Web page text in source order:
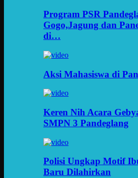
Program PSR
Gogo,Jagung dan
di…
Aksi Mahasiswa di
Keren Nih Acara
SMPN 3 Pandeglang
Polisi Ungkap Motif
Baru Dilahirkan